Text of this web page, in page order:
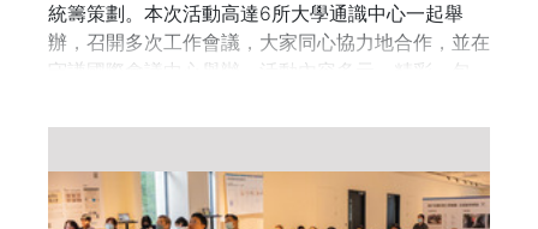
統籌策劃。本次活動高達6所大學通識中心一起舉
辦，召開多次工作會議，大家同心協力地合作，並在
守謙國際會議中心舉辦。活動內容多元、精彩，包
EAM教育結合等。
「校長論壇」是由國立中正大學江宜樺紫荊講座
教授(前行政院長)主持，邀請6位高校校長與談「高